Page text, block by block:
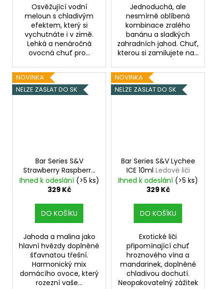
Osvěžující vodní
meloun s chladivým
efektem, který si
vychutnáte i v zimě.
Lehká a nenáročná
ovocná chuť pro...
Jednoduchá, ale
nesmírně oblíbená
kombinace zralého
banánu a sladkých
zahradních jahod. Chuť,
kterou si zamilujete na...
NOVINKA
NELZE ZASLAT DO SK
Bar Series S&V
Strawberry Raspberry
Cherry 10mlJahoda,
malina a třešeň
Ihned k odeslání (>5 ks)
329 Kč
DO KOŠÍKU
Jahoda a malina jako
hlavní hvězdy doplněné
šťavnatou třešní.
Harmonický mix
domácího ovoce, který
rozezní vaše...
NOVINKA
NELZE ZASLAT DO SK
Bar Series S&V Lychee
ICE 10ml Ledové liči
Ihned k odeslání (>5 ks)
329 Kč
DO KOŠÍKU
Exotické liči
připomínající chuť
hroznového vína a
mandarinek, doplněné
chladivou dochutí.
Neopakovatelný zážitek